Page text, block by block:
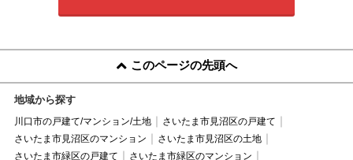
このページの先頭へ
地域から探す
川口市の戸建て/マンション/土地
さいたま市見沼区の戸建て
さいたま市見沼区のマンション
さいたま市見沼区の土地
さいたま市緑区の戸建て
さいたま市緑区のマンション